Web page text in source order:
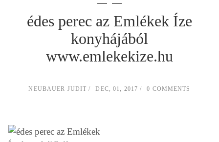
édes perec az Emlékek Íze
konyhájából
www.emlekekize.hu
NEUBAUER JUDIT DEC, 01, 2017 0 COMMENTS